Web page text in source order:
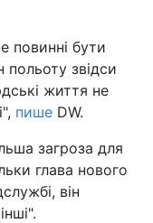
повинні бути
польоту звідси
життя не
пише DW.
загроза для
глава нового
він